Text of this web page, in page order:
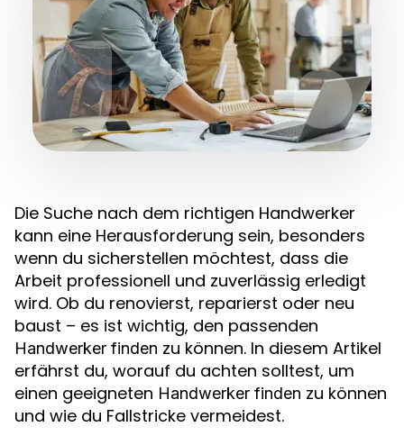
Die Suche nach dem richtigen Handwerker
kann eine Herausforderung sein, besonders
wenn du sicherstellen möchtest, dass die
Arbeit professionell und zuverlässig erledigt
wird. Ob du renovierst, reparierst oder neu
baust – es ist wichtig, den passenden
Handwerker finden zu können. In diesem Artikel
erfährst du, worauf du achten solltest, um
einen geeigneten Handwerker finden zu können
und wie du Fallstricke vermeidest.